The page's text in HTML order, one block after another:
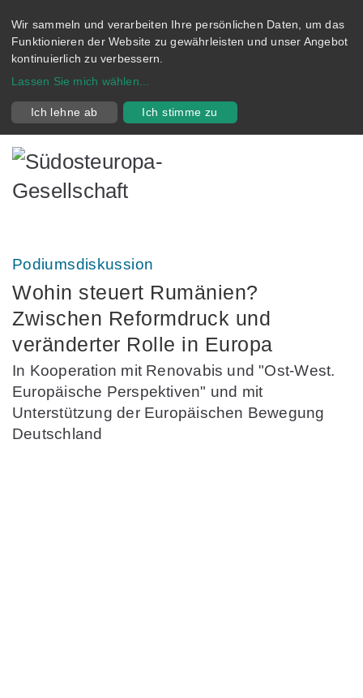
Wir sammeln und verarbeiten Ihre persönlichen Daten, um das
Funktionieren der Website zu gewährleisten und unser Angebot
kontinuierlich zu verbessern.
Lassen Sie mich wählen
Ich lehne ab Ich stimme zu
Podiumsdiskussion
Wohin steuert Rumänien?
Zwischen Reformdruck und
veränderter Rolle in Europa
In Kooperation mit Renovabis und "Ost-West.
Europäische Perspektiven" und mit
Unterstützung der Europäischen Bewegung
Deutschland